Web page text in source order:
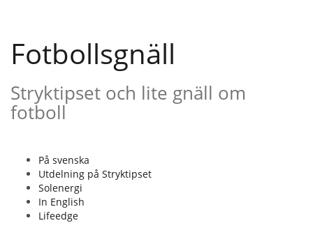
Fotbollsgnäll
Stryktipset och lite gnäll om
fotboll
På svenska
Utdelning på Stryktipset
Solenergi
In English
Lifeedge